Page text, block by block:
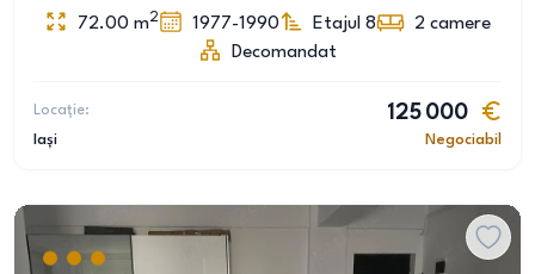
72.00 m2 1977-1990 Etajul 8 2 camere
Decomandat
Locație:
Iași
125 000
Negociabil